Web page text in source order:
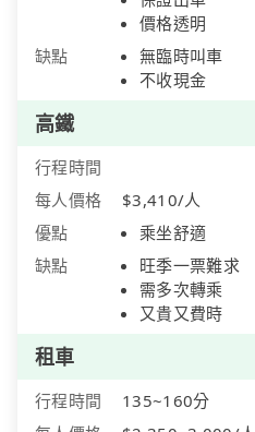
價格透明
缺點
無臨時叫車
不收現金
高鐵
行程時間
每人價格
$3,410/人
優點
乘坐舒適
缺點
旺季一票難求
需多次轉乘
又貴又費時
租車
行程時間
135~160分